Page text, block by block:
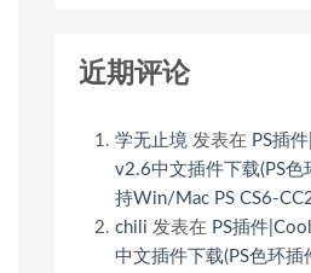
近期评论
学无止境 发表在 PS插
v2.6中文插件下载(PS色
持Win/Mac PS CS6-
chili 发表在 PS插件
中文插件下载(PS色环插